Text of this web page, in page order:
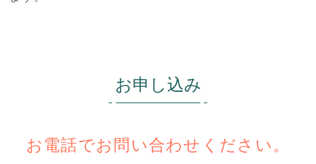
お申し込み
お電話でお問い合わせください。